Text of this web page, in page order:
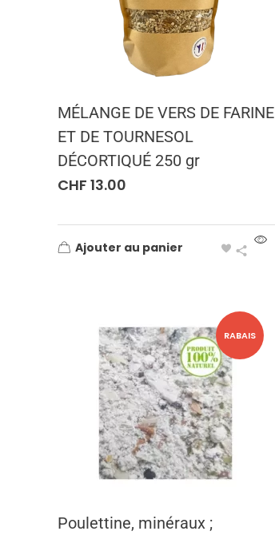
MÉLANGE DE VERS DE FARINE
ET DE TOURNESOL
DÉCORTIQUÉ 250 gr
CHF 13.00
Ajouter au panier
RABAIS
Poulettine, minéraux ;